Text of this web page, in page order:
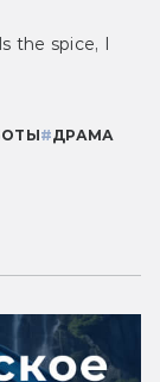
the spice, I
#ДРАМА